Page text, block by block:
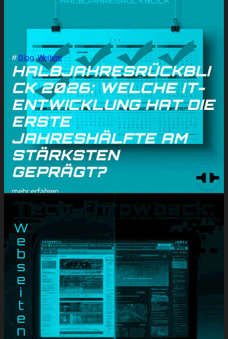
# Blog, Weitere
HALBJAHRESRÜCKBLI
CK 2026: WELCHE IT-
ENTWICKLUNG HAT DIE
ERSTE
JAHRESHÄLFTE AM
STÄRKSTEN
GEPRÄGT?
mehr erfahren